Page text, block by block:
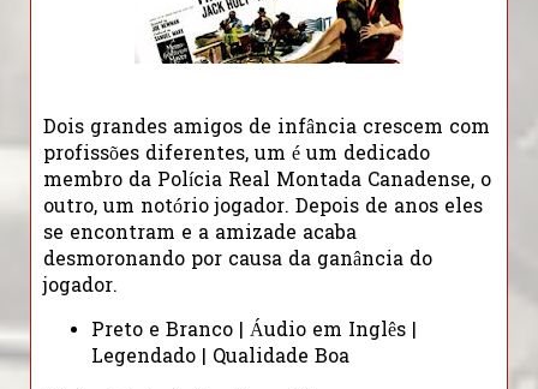
Dois grandes amigos de infância crescem com
profissões diferentes, um é um dedicado
membro da Polícia Real Montada Canadense, o
outro, um notório jogador. Depois de anos eles
se encontram e a amizade acaba
desmoronando por causa da ganância do
jogador.
Preto e Branco | Áudio em Inglês |
Legendado | Qualidade Boa